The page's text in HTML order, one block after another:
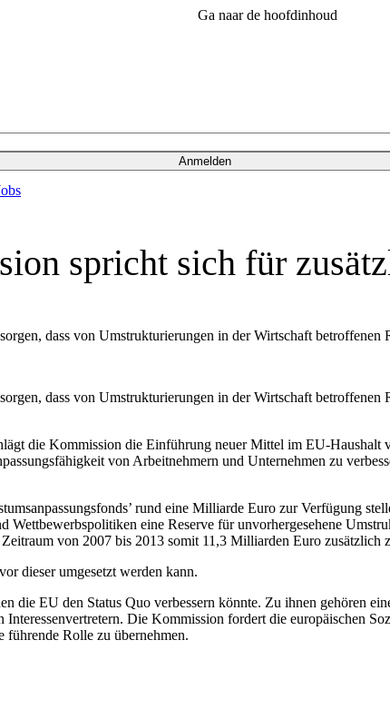
Ga naar de hoofdinhoud
Anmelden
spricht sich für
dass von Umstrukturierungen in der Wirtschaft
dass von Umstrukturierungen in der Wirtschaft
die Kommission die Einführung neuer Mittel im EU-Haushalt
von Arbeitnehmern und Unternehmen zu
rund eine Milliarde Euro zur Verfügung
eine Reserve für unvorhergesehene
von 2007 bis 2013 somit 11,3 Milliarden Euro zusätzlich
dieser umgesetzt werden kann.
EU den Status Quo verbessern könnte. Zu ihnen gehören
Die Kommission fordert die europäischen
Rolle zu übernehmen.